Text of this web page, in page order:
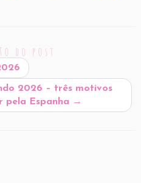
t
d
s
o
n
do post
2026 – três motivos
pela Espanha →